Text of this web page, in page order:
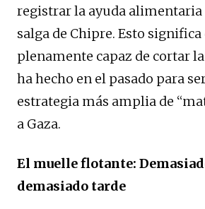
registrar la ayuda alimentaria
salga de Chipre. Esto
plenamente capaz de cortar
ha hecho en el pasado para
estrategia más amplia de
a Gaza.
El muelle flotante:
demasiado tarde